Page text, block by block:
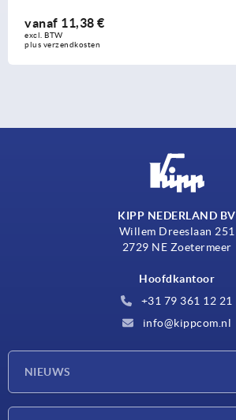
vanaf 11,38 €
excl. BTW
plus verzendkosten
KIPP NEDERLAND BV
Willem Dreeslaan 251
2729 NE Zoetermeer
Hoofdkantoor
+31 79 361 12 21
info@kippcom.nl
NIEUWS